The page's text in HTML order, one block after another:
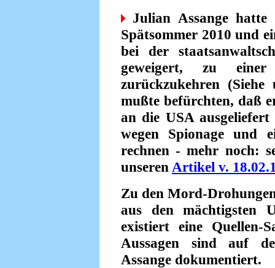
Julian Assange
Spätsommer 2010 und
bei der
geweigert, zu einer
zurückzukehren (Siehe
mußte befürchten, daß
an die USA
wegen Spionage und
rechnen - mehr noch:
unseren Artikel v.
Zu den Mord-
aus den mächtigsten
existiert eine Quellen-
Aussagen sind auf
Assange dokumentiert.